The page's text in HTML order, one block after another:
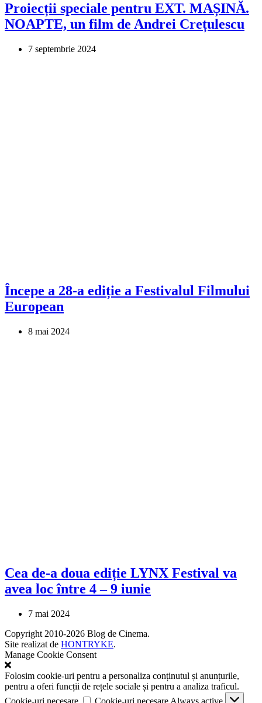
Proiecții speciale pentru EXT. MAȘINĂ.
NOAPTE, un film de Andrei Crețulescu
7 septembrie 2024
Începe a 28-a ediție a Festivalul Filmului
European
8 mai 2024
Cea de-a doua ediție LYNX Festival va
avea loc între 4 – 9 iunie
7 mai 2024
Copyright 2010-2026 Blog de Cinema.
Site realizat de HONTRYKE.
Manage Cookie Consent
Folosim cookie-uri pentru a personaliza conținutul și anunțurile,
pentru a oferi funcții de rețele sociale și pentru a analiza traficul.
Cookie-uri necesare
Cookie-uri necesare Always active